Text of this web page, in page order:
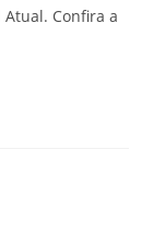
Confira a